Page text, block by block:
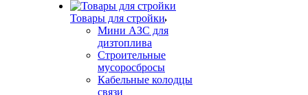
Товары для стройки
Мини АЗС для
дизтоплива
Строительные
мусоросбросы
Кабельные колодцы
связи